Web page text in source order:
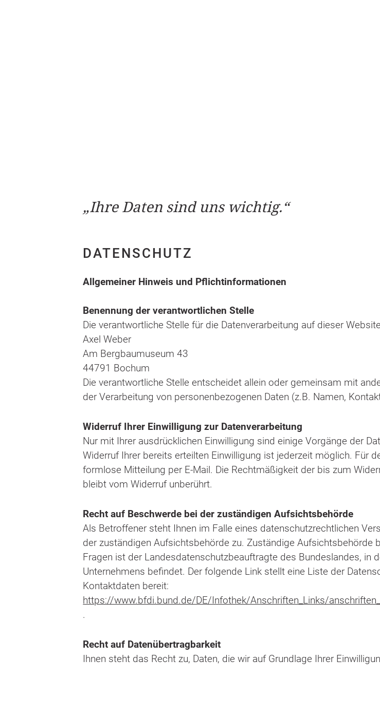
Ihre Daten sind uns wichtig.
DATENSCHUTZ
Allgemeiner Hinweis und Pflichtinformationen
Benennung der verantwortlichen Stelle
Die verantwortliche Stelle für die Datenverarbeitung auf dieser
Axel Weber
Am Bergbaumuseum 43
44791 Bochum
Die verantwortliche Stelle entscheidet allein oder gemeinsam mit
der Verarbeitung von personenbezogenen Daten (z.B. Namen,
Widerruf Ihrer Einwilligung zur Datenverarbeitung
Nur mit Ihrer ausdrücklichen Einwilligung sind einige Vorgänge der
Widerruf Ihrer bereits erteilten Einwilligung ist jederzeit möglich. Für
formlose Mitteilung per E-Mail. Die Rechtmäßigkeit der bis zum
bleibt vom Widerruf unberührt.
Recht auf Beschwerde bei der zuständigen Aufsichtsbehörde
Als Betroffener steht Ihnen im Falle eines datenschutzrechtlichen
der zuständigen Aufsichtsbehörde zu. Zuständige Aufsichtsbehörde
Fragen ist der Landesdatenschutzbeauftragte des Bundeslandes, in
Unternehmens befindet. Der folgende Link stellt eine Liste der
Kontaktdaten bereit:
https://www.bfdi.bund.de/DE/Infothek/Anschriften_Links/
.
Recht auf Datenübertragbarkeit
Ihnen steht das Recht zu, Daten, die wir auf Grundlage Ihrer